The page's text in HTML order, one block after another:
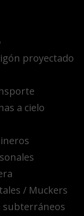
proyectado
a cielo
/ Muckers
subterráneos